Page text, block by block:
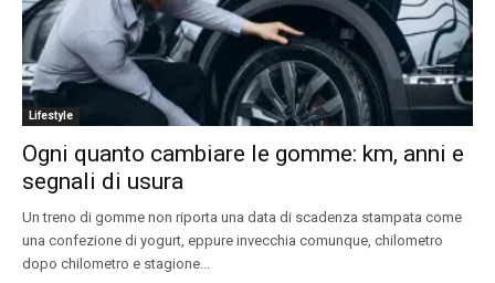
Lifestyle
Ogni quanto cambiare le gomme: km, anni e
segnali di usura
Un treno di gomme non riporta una data di scadenza stampata come
una confezione di yogurt, eppure invecchia comunque, chilometro
dopo chilometro e stagione...